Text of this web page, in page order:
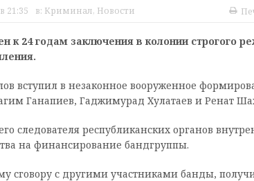
21:35 в: Криминал, Новости
к 24 годам заключения в колонии строгого
вступил в незаконное вооруженное
Ганапиев, Гаджимурад Хулатаев и Ренат
следователя республиканских органов
на финансирование бандгруппы.
сговору с другими участниками банды,